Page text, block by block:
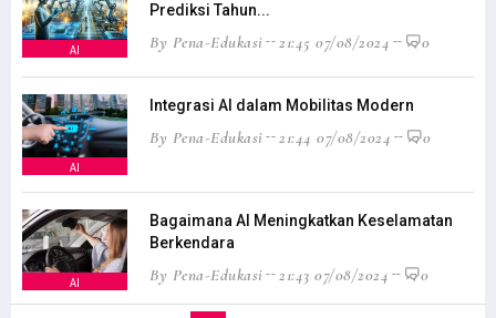
AI
Prediksi Tahun...
By Pena-Edukasi 21:45 07/08/2024 0
AI
Integrasi AI dalam Mobilitas Modern
By Pena-Edukasi 21:44 07/08/2024 0
AI
Bagaimana AI Meningkatkan Keselamatan
Berkendara
By Pena-Edukasi 21:43 07/08/2024 0